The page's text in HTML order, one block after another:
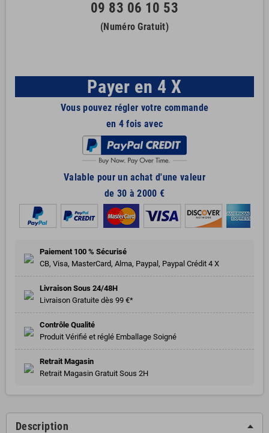
09 83 06 10 53
(Numéro Gratuit)
Payer en 4 X
Vous pouvez régler votre commande
en 4 fois avec
Valable pour un achat d'une valeur
de 30 à 2000 €
Paiement 100 % Sécurisé
CB, Visa, MasterCard, Alma, Paypal, Paypal Crédit 4 X
Livraison Sous 24/48H
Livraison Gratuite dès 99 €*
Contrôle Qualité
Produit Vérifié et réglé Emballage Soigné
Retrait Magasin
Retrait Magasin Gratuit Sous 2H
Description